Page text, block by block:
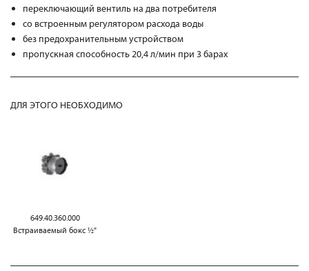
переключающий вентиль на два потребителя
со встроенным регулятором расхода воды
без предохранительным устройством
пропускная способность 20,4 л/мин при 3 барах
ДЛЯ ЭТОГО НЕОБХОДИМО
649.40.360.000
Встраиваемый бокс ½"